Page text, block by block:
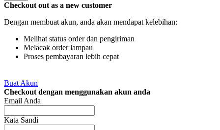
Checkout out as a new customer
Dengan membuat akun, anda akan mendapat kelebihan:
Melihat status order dan pengiriman
Melacak order lampau
Proses pembayaran lebih cepat
Buat Akun
Checkout dengan menggunakan akun anda
Email Anda
Kata Sandi